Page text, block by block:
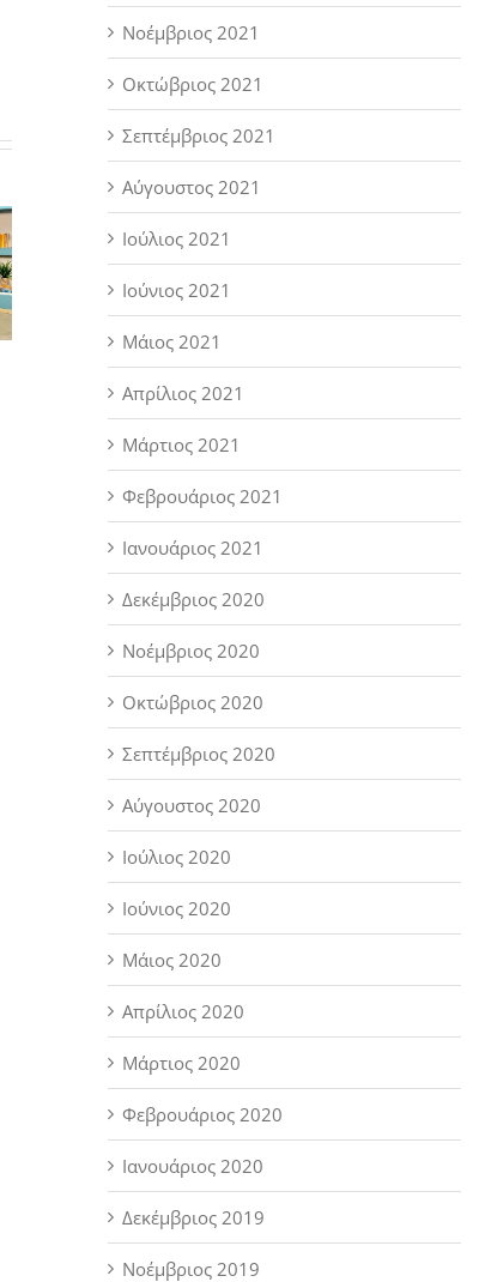
Νοέμβριος 2021
Οκτώβριος 2021
Σεπτέμβριος 2021
Αύγουστος 2021
Ιούλιος 2021
Ιούνιος 2021
Μάιος 2021
Απρίλιος 2021
Μάρτιος 2021
Φεβρουάριος 2021
Ιανουάριος 2021
Δεκέμβριος 2020
Νοέμβριος 2020
Οκτώβριος 2020
Σεπτέμβριος 2020
Αύγουστος 2020
Ιούλιος 2020
Ιούνιος 2020
Μάιος 2020
Απρίλιος 2020
Μάρτιος 2020
Φεβρουάριος 2020
Ιανουάριος 2020
Δεκέμβριος 2019
Νοέμβριος 2019